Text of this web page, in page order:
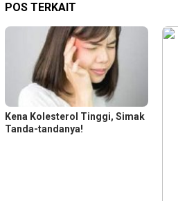
POS TERKAIT
Kena Kolesterol Tinggi, Simak
Tanda-tandanya!